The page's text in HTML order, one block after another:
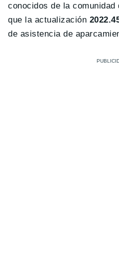
conocidos de la comunidad
que la actualización
de asistencia de